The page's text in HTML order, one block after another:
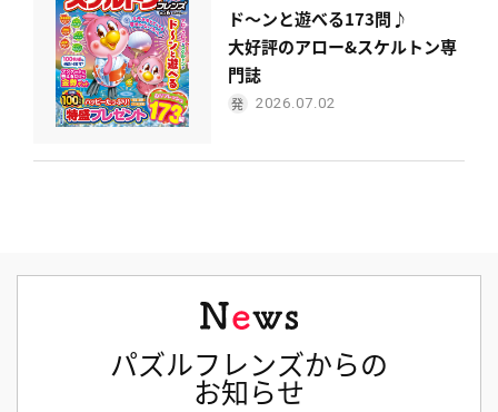
ド〜ンと遊べる173問♪
大好評のアロー&スケルトン専
門誌
2026.07.02
パズルフレンズからの
お知らせ